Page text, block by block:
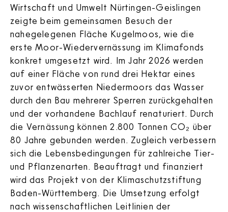
Wirtschaft und Umwelt Nürtingen-Geislingen
zeigte beim gemeinsamen Besuch der
nahegelegenen Fläche Kugelmoos, wie die
erste Moor-Wiedervernässung im Klimafonds
konkret umgesetzt wird. Im Jahr 2026 werden
auf einer Fläche von rund drei Hektar eines
zuvor entwässerten Niedermoors das Wasser
durch den Bau mehrerer Sperren zurückgehalten
und der vorhandene Bachlauf renaturiert. Durch
die Vernässung können 2.800 Tonnen CO₂ über
80 Jahre gebunden werden. Zugleich verbessern
sich die Lebensbedingungen für zahlreiche Tier-
und Pflanzenarten. Beauftragt und finanziert
wird das Projekt von der Klimaschutzstiftung
Baden-Württemberg. Die Umsetzung erfolgt
nach wissenschaftlichen Leitlinien der